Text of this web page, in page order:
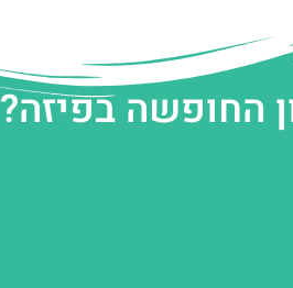
החופשה בפיזה?